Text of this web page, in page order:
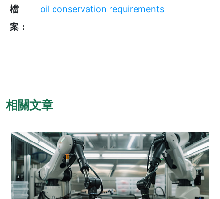
檔
案：
oil conservation requirements
相關文章